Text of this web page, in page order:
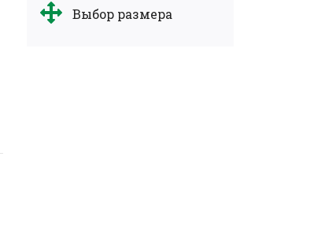
Выбор размера